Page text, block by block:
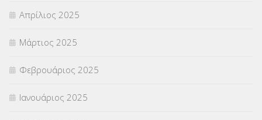
Απρίλιος 2025
Μάρτιος 2025
Φεβρουάριος 2025
Ιανουάριος 2025